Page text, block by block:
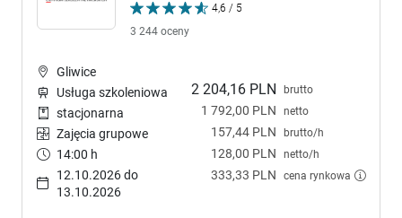
4,6 / 5
3 244 oceny
2 204,16 PLN brutto
1 792,00 PLN netto
157,44 PLN brutto/h
128,00 PLN netto/h
333,33 PLN cena rynkowa
Gliwice
Usługa szkoleniowa
stacjonarna
Zajęcia grupowe
14:00 h
12.10.2026 do
13.10.2026